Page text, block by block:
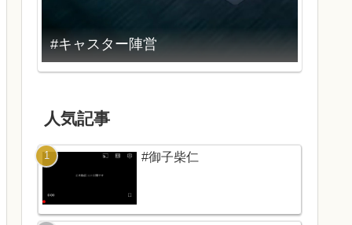
#キャスター陣営
人気記事
#御子柴仁